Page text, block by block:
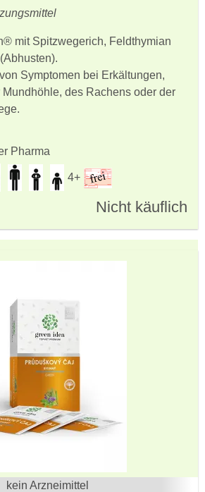
mit Spitzwegerich, Feldthymian
Symptomen bei Erkältungen,
Mundhöhle, des Rachens oder der
Pharma
4+
Nicht käuflich
kein Arzneimittel